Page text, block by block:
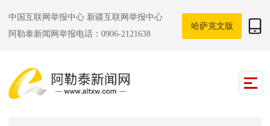
中国互联网举报中心 新疆互联网举报中心
阿勒泰新闻网举报电话：0906-2121638
哈萨克文版